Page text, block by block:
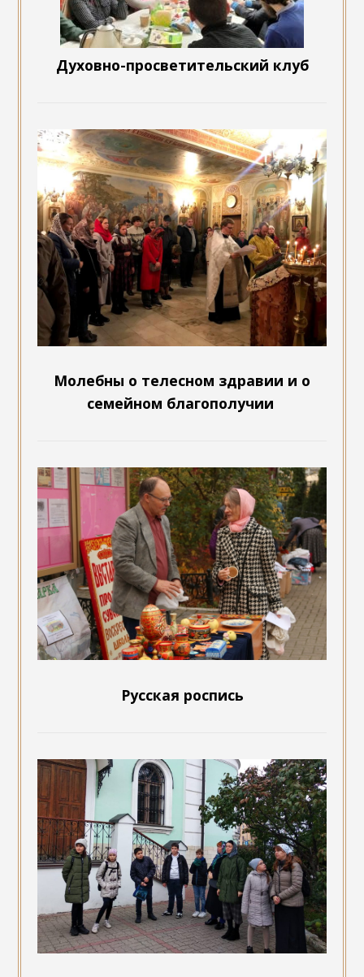
Духовно-просветительский клуб
Молебны о телесном здравии и о
семейном благополучии
Русская роспись